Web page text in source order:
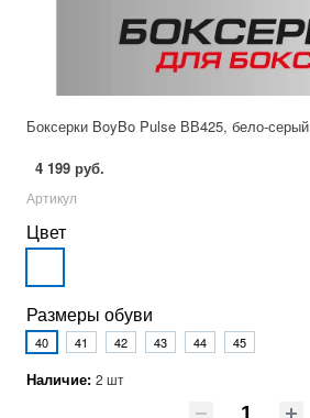
Боксерки BoyBo Pulse ВВ425, бело-серый
4 199 руб.
Артикул
Цвет
Размеры обуви
40 41 42 43 44 45
Наличие: 2 шт